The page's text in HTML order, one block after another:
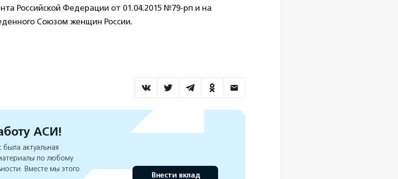
Российской Федерации от 01.04.2015 №79-рп и на
Союзом женщин России.
АСИ!
актуальная
по любому
Вместе мы этого
Внести вклад